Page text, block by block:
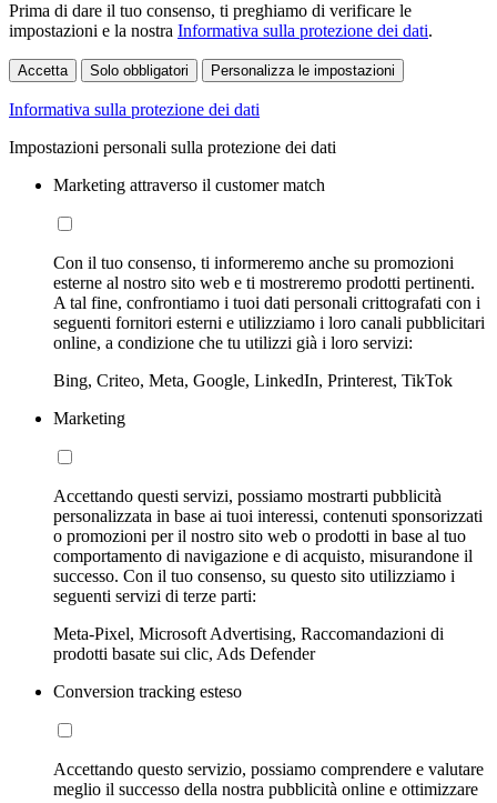
Prima di dare il tuo consenso, ti preghiamo di verificare le
impostazioni e la nostra Informativa sulla protezione dei dati.
Accetta Solo obbligatori Personalizza le impostazioni
Informativa sulla protezione dei dati
Impostazioni personali sulla protezione dei dati
Marketing attraverso il customer match
Con il tuo consenso, ti informeremo anche su promozioni
esterne al nostro sito web e ti mostreremo prodotti pertinenti.
A tal fine, confrontiamo i tuoi dati personali crittografati con i
seguenti fornitori esterni e utilizziamo i loro canali pubblicitari
online, a condizione che tu utilizzi già i loro servizi:
Bing, Criteo, Meta, Google, LinkedIn, Printerest, TikTok
Marketing
Accettando questi servizi, possiamo mostrarti pubblicità
personalizzata in base ai tuoi interessi, contenuti sponsorizzati
o promozioni per il nostro sito web o prodotti in base al tuo
comportamento di navigazione e di acquisto, misurandone il
successo. Con il tuo consenso, su questo sito utilizziamo i
seguenti servizi di terze parti:
Meta-Pixel, Microsoft Advertising, Raccomandazioni di
prodotti basate sui clic, Ads Defender
Conversion tracking esteso
Accettando questo servizio, possiamo comprendere e valutare
meglio il successo della nostra pubblicità online e ottimizzare